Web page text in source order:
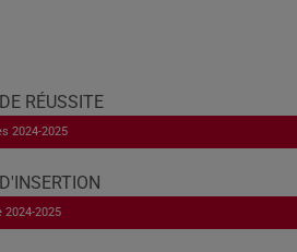
RÉUSSITE
2024-2025
2024-2025